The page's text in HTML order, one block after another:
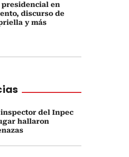
en
discurso de
y más
del Inpec
hallaron